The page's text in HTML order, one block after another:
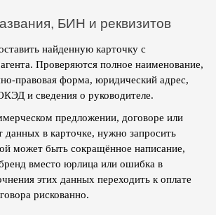
БИН и реквизитов
найденную карточку с
Проверяются полное наименование,
правовая форма, юридический адрес,
и сведения о руководителе.
предложении, договоре или
данных в карточке, нужно запросить
может быть сокращённое написание,
вместо юрлица или ошибка в
этих данных переходить к оплате
рискованно.